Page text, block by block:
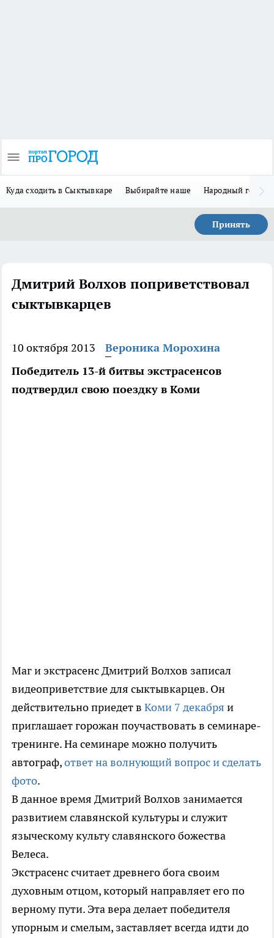
Куда сходить в Сыктывкаре Выбирайте наше Народный герой
Принять
Дмитрий Волхов поприветствовал
сыктывкарцев
10 октября 2013
Вероника Морохина
Победитель 13-й битвы экстрасенсов
подтвердил свою поездку в Коми
Маг и экстрасенс Дмитрий Волхов записал
видеоприветствие для сыктывкарцев. Он
действительно приедет в Коми 7 декабря и
приглашает горожан поучаствовать в семинаре-
тренинге. На семинаре можно получить
автограф,ответ на волнующий вопрос и сделать
фото.
В данное время Дмитрий Волхов занимается
развитием славянской культуры и служит
языческому культу славянского божества
Велеса.
Экстрасенс считает древнего бога своим
духовным отцом, который направляет его по
верному пути. Эта вера делает победителя
упорным и смелым, заставляет всегда идти до